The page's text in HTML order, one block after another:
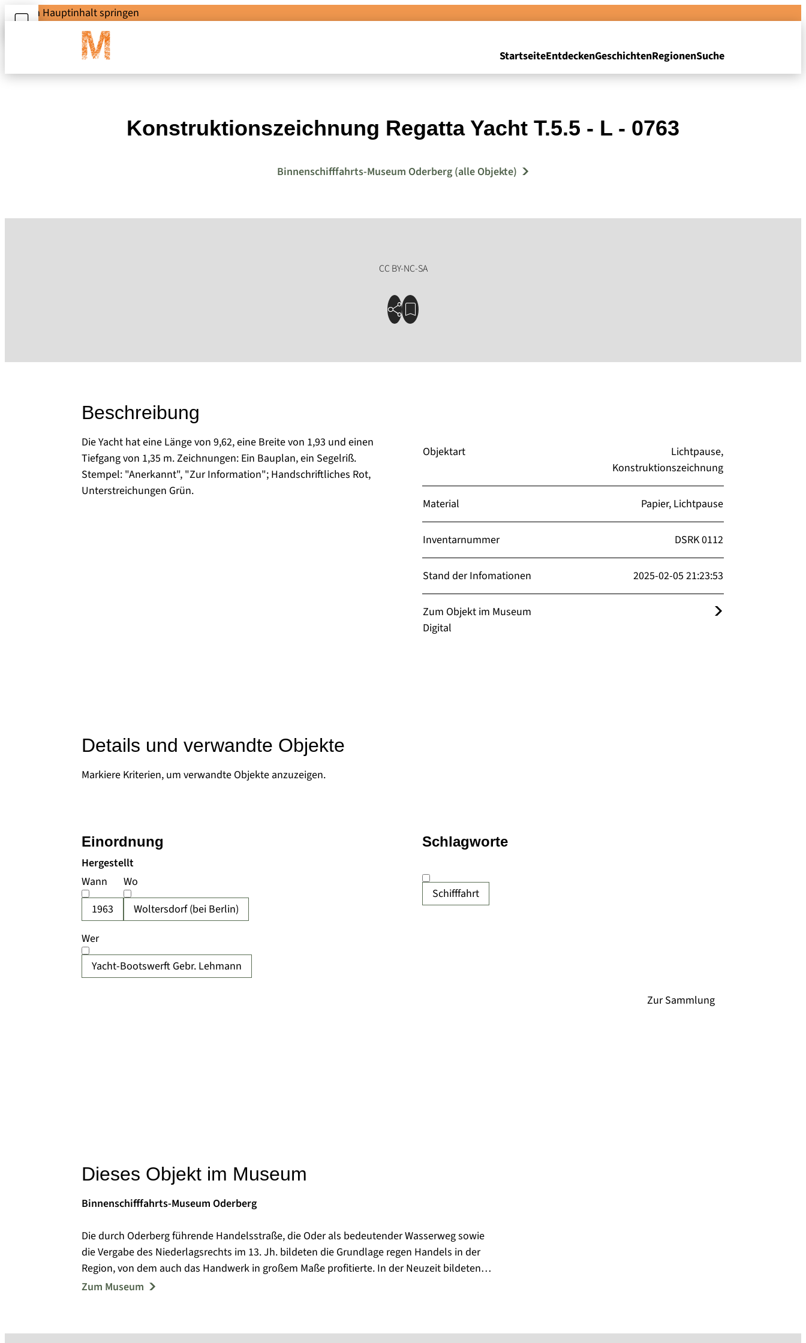
Zum Hauptinhalt springen
StartseiteEntdeckenGeschichtenRegionenSuche
Konstruktionszeichnung Regatta Yacht T.5.5 - L - 0763
Binnenschifffahrts-Museum Oderberg (alle Objekte)
Beschreibung
Die Yacht hat eine Länge von 9,62, eine Breite von 1,93 und einen
Tiefgang von 1,35 m. Zeichnungen: Ein Bauplan, ein Segelriß.
Stempel: "Anerkannt", "Zur Information"; Handschriftliches Rot,
Unterstreichungen Grün.
Objektart
Lichtpause,
Konstruktionszeichnung
Material Papier, Lichtpause
Inventarnummer DSRK 0112
Stand der Infomationen 2025-02-05 21:23:53
Zum Objekt im Museum
Digital
Details und verwandte Objekte
Markiere Kriterien, um verwandte Objekte anzuzeigen.
Hergestellt
Wann
1963
Wo
Woltersdorf (bei Berlin)
Wer
Yacht-Bootswerft Gebr. Lehmann
Schifffahrt
Einordnung Schlagworte
Dieses Objekt im Museum
Binnenschifffahrts-Museum Oderberg
Die durch Oderberg führende Handelsstraße, die Oder als bedeutender Wasserweg sowie
die Vergabe des Niederlagsrechts im 13. Jh. bildeten die Grundlage regen Handels in der
Region, von dem auch das Handwerk in großem Maße profitierte. In der Neuzeit bildeten
Fischerei, Holzindustrie und Schiffbau neben dem Handwerk die Grundlage der Oderberger
themenbezogenen Ausstellungsräumen über die wechselvolle Geschichte Oderbergs,
Zum Museum